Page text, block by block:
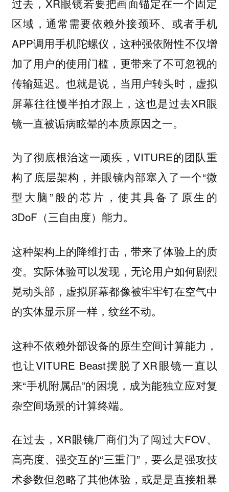
区域，通常需要依赖外接颈环、或者手机
APP调用手机陀螺仪，这种强依附性不仅增
加了用户的使用门槛，更带来了不可忽视的
传输延迟。也就是说，当用户转头时，虚拟
屏幕往往慢半拍才跟上，这也是过去XR眼
镜一直被诟病眩晕的本质原因之一。
为了彻底根治这一顽疾，VITURE的团队重
构了底层架构，并眼镜内部塞入了一个“微
型大脑”般的芯片，使其具备了原生的
3DoF（三自由度）能力。
这种架构上的降维打击，带来了体验上的质
变。实际体验可以发现，无论用户如何剧烈
晃动头部，虚拟屏幕都像被牢牢钉在空气中
的实体显示屏一样，纹丝不动。
这种不依赖外部设备的原生空间计算能力，
也让VITURE Beast摆脱了XR眼镜一直以
来“手机附属品”的困境，成为能独立应对复
杂空间场景的计算终端。
在过去，XR眼镜厂商们为了闯过大FOV、
高亮度、强交互的“三重门”，要么是强攻技
术参数但忽略了其他体验，或是是直接粗暴